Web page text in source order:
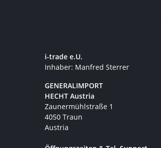
i-trade e.U.
Inhaber: Manfred Sterrer
GENERALIMPORT
HECHT Austria
Zaunermühlstraße 1
4050 Traun
Austria